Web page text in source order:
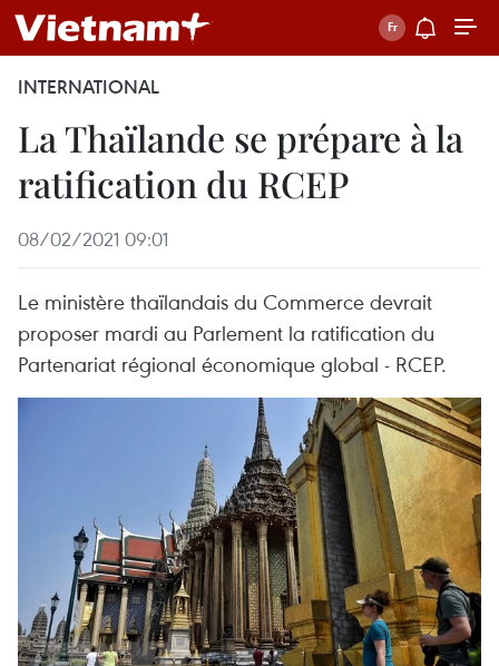
INTERNATIONAL
La Thaïlande se prépare à la
ratification du RCEP
08/02/2021 09:01
Le ministère thaïlandais du Commerce devrait
proposer mardi au Parlement la ratification du
Partenariat régional économique global - RCEP.